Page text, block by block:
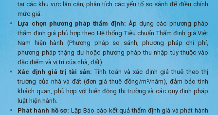
tại các khu vực lân cận; phân tích các yếu tố so sánh để điều chỉnh
mức giá.
Lựa chọn phương pháp thẩm định: Áp dụng các phương pháp
thẩm định giá phù hợp theo Hệ thống Tiêu chuẩn Thẩm định giá Việt
Nam hiện hành (Phương pháp so sánh, phương pháp chi phí,
phương pháp thặng dư hoặc phương pháp thu nhập tùy thuộc vào
đặc điểm và vị trí của nhà, đất).
Xác định giá trị tài sản: Tính toán và xác định giá thuê theo thị
trường của nhà và đất (đơn giá thuê đồng/m²/năm), đảm bảo tính
khách quan, phù hợp với biến động thị trường và các quy định pháp
luật hiện hành.
Phát hành hồ sơ: Lập Báo cáo kết quả thẩm định giá và phát hành